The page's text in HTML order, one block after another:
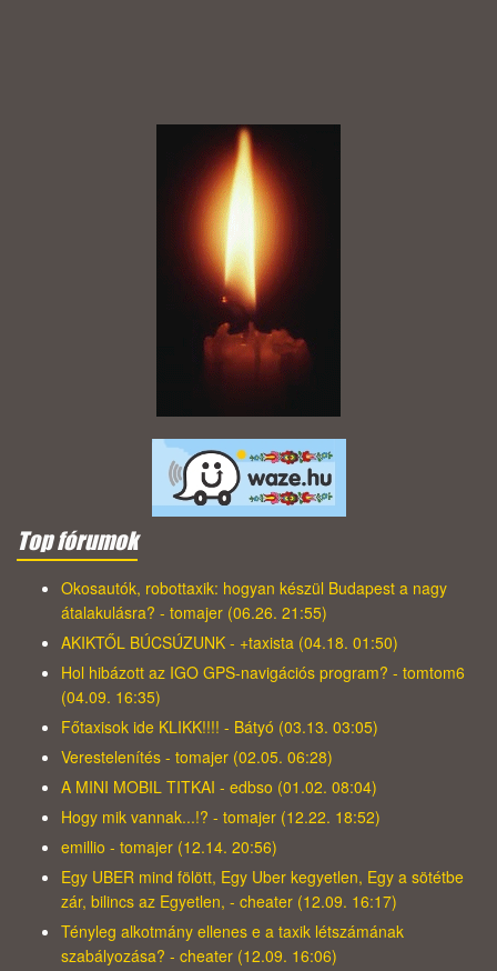
Top fórumok
Okosautók, robottaxik: hogyan készül Budapest a nagy
átalakulásra? - tomajer (06.26. 21:55)
AKIKTŐL BÚCSÚZUNK - +taxista (04.18. 01:50)
Hol hibázott az IGO GPS-navigációs program? - tomtom6
(04.09. 16:35)
Főtaxisok ide KLIKK!!!! - Bátyó (03.13. 03:05)
Verestelenítés - tomajer (02.05. 06:28)
A MINI MOBIL TITKAI - edbso (01.02. 08:04)
Hogy mik vannak...!? - tomajer (12.22. 18:52)
emillio - tomajer (12.14. 20:56)
Egy UBER mind fölött, Egy Uber kegyetlen, Egy a sötétbe
zár, bilincs az Egyetlen, - cheater (12.09. 16:17)
Tényleg alkotmány ellenes e a taxik létszámának
szabályozása? - cheater (12.09. 16:06)